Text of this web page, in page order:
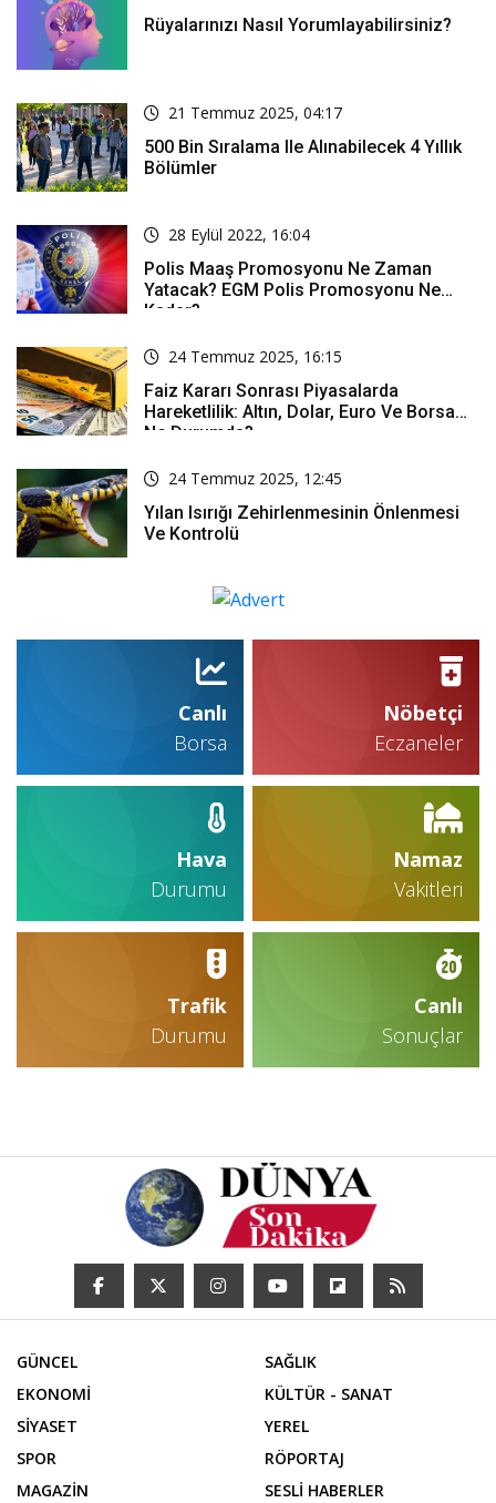
Rüyalarınızı Nasıl Yorumlayabilirsiniz?
21 Temmuz 2025, 04:17
500 Bin Sıralama Ile Alınabilecek 4 Yıllık
Bölümler
28 Eylül 2022, 16:04
Polis Maaş Promosyonu Ne Zaman
Yatacak? EGM Polis Promosyonu Ne
Kadar?
24 Temmuz 2025, 16:15
Faiz Kararı Sonrası Piyasalarda
Hareketlilik: Altın, Dolar, Euro Ve Borsa
Ne Durumda?
24 Temmuz 2025, 12:45
Yılan Isırığı Zehirlenmesinin Önlenmesi
Ve Kontrolü
Canlı
Borsa
Nöbetçi
Eczaneler
Hava
Durumu
Namaz
Vakitleri
Trafik
Durumu
Canlı
Sonuçlar
GÜNCEL
EKONOMİ
SİYASET
SAĞLIK
KÜLTÜR - SANAT
YEREL